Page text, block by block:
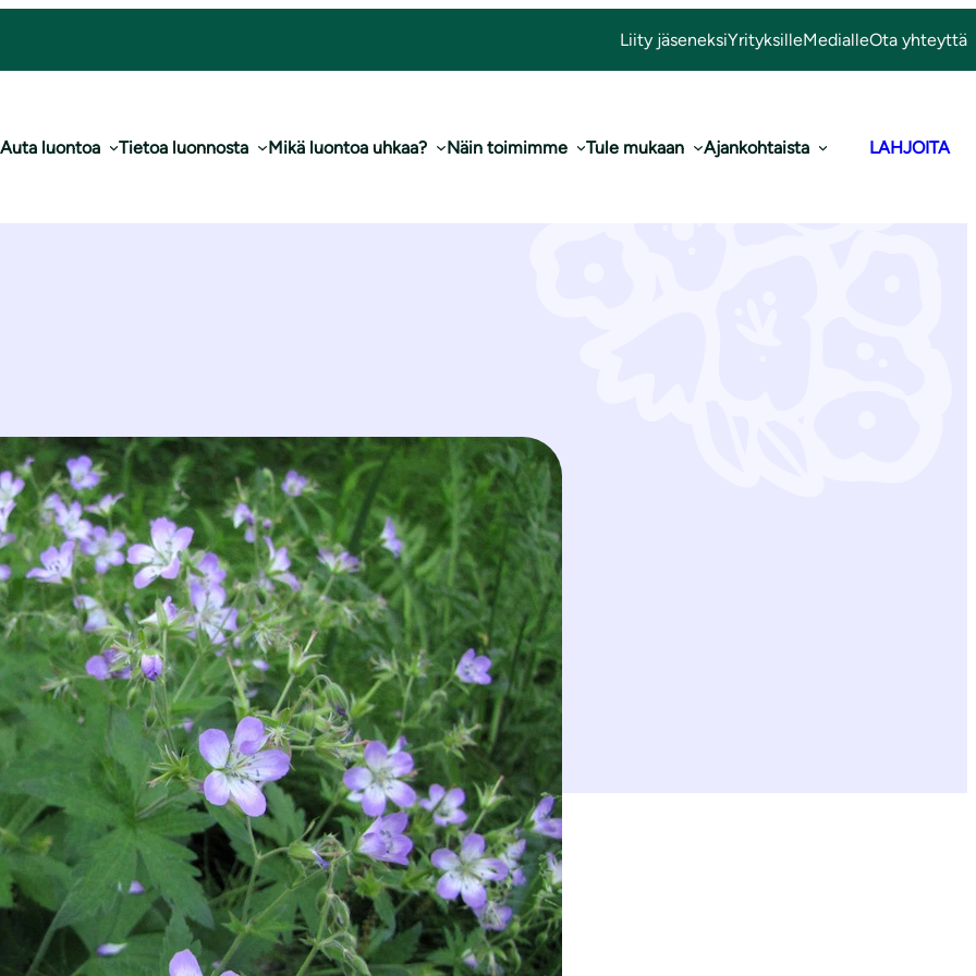
Liity jäseneksiYrityksilleMedialleOta yhteyttä
Auta luontoa Tietoa luonnosta Mikä luontoa uhkaa? Näin toimimme Tule mukaan Ajankohtaista LAHJOITA